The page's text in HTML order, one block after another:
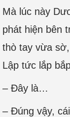
Mà lúc này
phát hiện bên
thò tay vừa
Lập tức lắp
– Đây là…
– Đúng vậy,